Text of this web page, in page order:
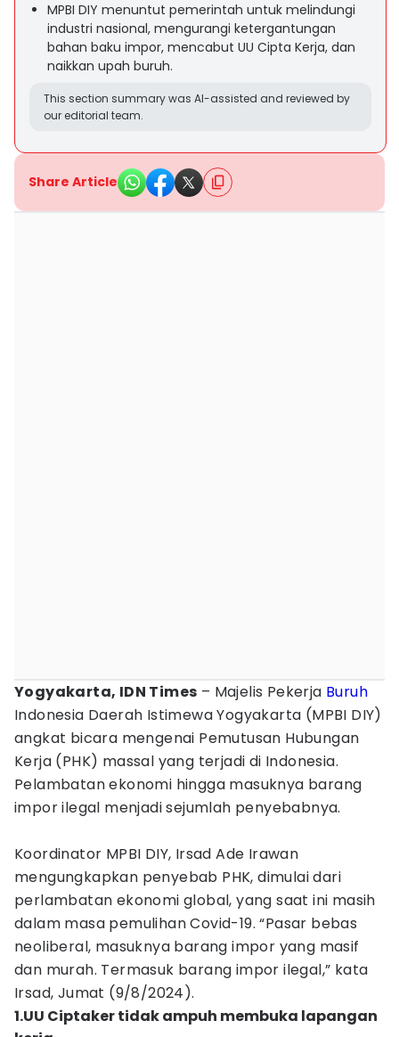
MPBI DIY menuntut pemerintah untuk melindungi
industri nasional, mengurangi ketergantungan
bahan baku impor, mencabut UU Cipta Kerja, dan
naikkan upah buruh.
This section summary was AI-assisted and reviewed by
our editorial team.
Share Article
Yogyakarta, IDN Times – Majelis Pekerja Buruh
Indonesia Daerah Istimewa Yogyakarta (MPBI DIY)
angkat bicara mengenai Pemutusan Hubungan
Kerja (PHK) massal yang terjadi di Indonesia.
Pelambatan ekonomi hingga masuknya barang
impor ilegal menjadi sejumlah penyebabnya.
Koordinator MPBI DIY, Irsad Ade Irawan
mengungkapkan penyebab PHK, dimulai dari
perlambatan ekonomi global, yang saat ini masih
dalam masa pemulihan Covid-19. “Pasar bebas
neoliberal, masuknya barang impor yang masif
dan murah. Termasuk barang impor ilegal,” kata
Irsad, Jumat (9/8/2024).
1.UU Ciptaker tidak ampuh membuka lapangan